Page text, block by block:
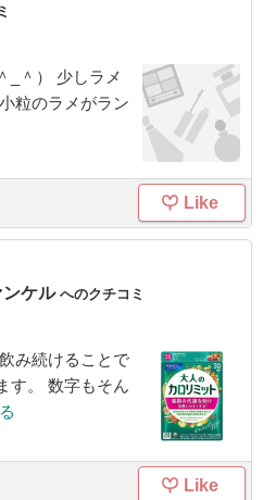
_＾） 少しラメ
粒のラメがラン
Like
ンケルへのクチコミ
み続けることで
す。 数字もそん
Like